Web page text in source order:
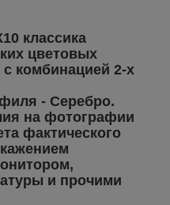
классика
цветовых
комбинацией 2-х
- Серебро.
на фотографии
фактического
и прочими